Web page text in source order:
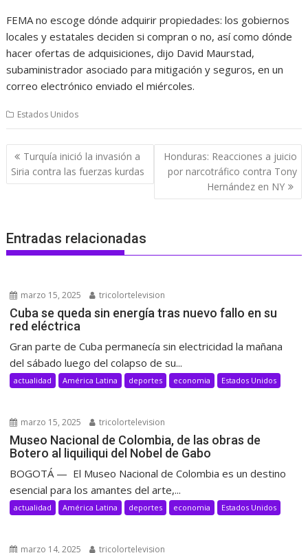
FEMA no escoge dónde adquirir propiedades: los gobiernos
locales y estatales deciden si compran o no, así como dónde
hacer ofertas de adquisiciones, dijo David Maurstad,
subaministrador asociado para mitigación y seguros, en un
correo electrónico enviado el miércoles.
Estados Unidos
Navegación
de
entradas
Turquía inició la invasión a
Siria contra las fuerzas kurdas
Honduras: Reacciones a juicio
por narcotráfico contra Tony
Hernández en NY
Entradas relacionadas
marzo 15, 2025 tricolortelevision
Cuba se queda sin energía tras nuevo fallo en su
red eléctrica
Gran parte de Cuba permanecía sin electricidad la mañana
del sábado luego del colapso de su...
actualidad América Latina deportes economia Estados Unidos
marzo 15, 2025 tricolortelevision
Museo Nacional de Colombia, de las obras de
Botero al liquiliqui del Nobel de Gabo
BOGOTÁ — El Museo Nacional de Colombia es un destino
esencial para los amantes del arte,...
actualidad América Latina deportes economia Estados Unidos
marzo 14, 2025 tricolortelevision